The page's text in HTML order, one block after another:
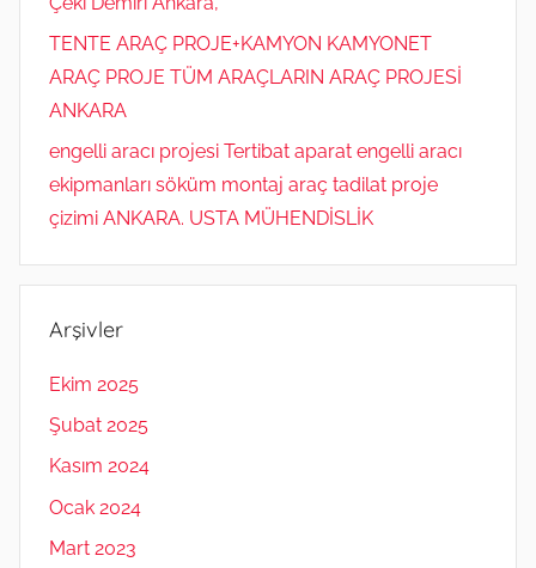
TENTE ARAÇ PROJE+KAMYON KAMYONET
ARAÇ PROJE TÜM ARAÇLARIN ARAÇ PROJESİ
ANKARA
engelli aracı projesi Tertibat aparat engelli aracı
ekipmanları söküm montaj araç tadilat proje
çizimi ANKARA. USTA MÜHENDİSLİK
Arşivler
Ekim 2025
Şubat 2025
Kasım 2024
Ocak 2024
Mart 2023